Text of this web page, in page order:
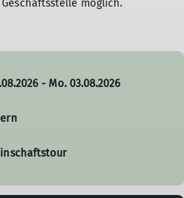
möglich.
- Mo. 03.08.2026